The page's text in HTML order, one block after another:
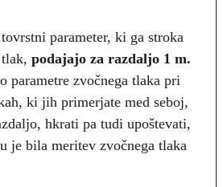
parameter, ki ga stroka
podajajo za razdaljo 1 m.
parametre zvočnega tlaka pri
ki jih primerjate med seboj,
hkrati pa tudi upoštevati,
je bila meritev zvočnega tlaka